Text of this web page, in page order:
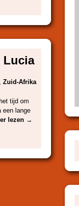
Lucia
, Zuid-Afrika
tijd om
een lange
lezen →